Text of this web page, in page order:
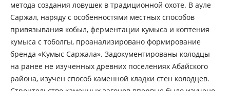
метода создания ловушек в традиционной охоте. В ауле
Саржал, наряду с особенностями местных способов
привязывания кобыл, ферментации кумыса и коптения
кумыса с тоболгы, проанализировано формирование
бренда «Кумыс Саржала». Задокументированы колодцы
на ранее не изученных древних поселениях Абайского
района, изучен способ каменной кладки стен колодцев.